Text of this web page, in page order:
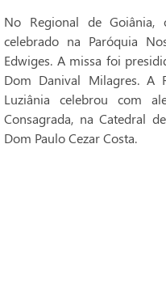
No Regional de
celebrado na Paróquia
Edwiges. A missa foi
Dom Danival Milagres. A
Luziânia celebrou com
Consagrada, na Catedral
Dom Paulo Cezar Costa.